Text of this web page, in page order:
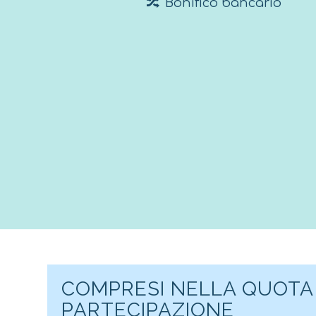
COMPRESI NELLA QUOTA
PARTECIPAZIONE